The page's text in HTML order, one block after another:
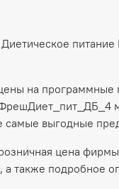
на
самые выгодные
цена
также подробное